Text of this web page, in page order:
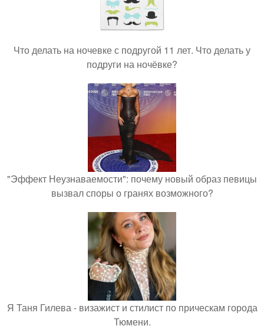
Что делать на ночевке с подругой 11 лет. Что делать у
подруги на ночёвке?
"Эффект Неузнаваемости": почему новый образ певицы
вызвал споры о гранях возможного?
Я Таня Гилева - визажист и стилист по прическам города
Тюмени.